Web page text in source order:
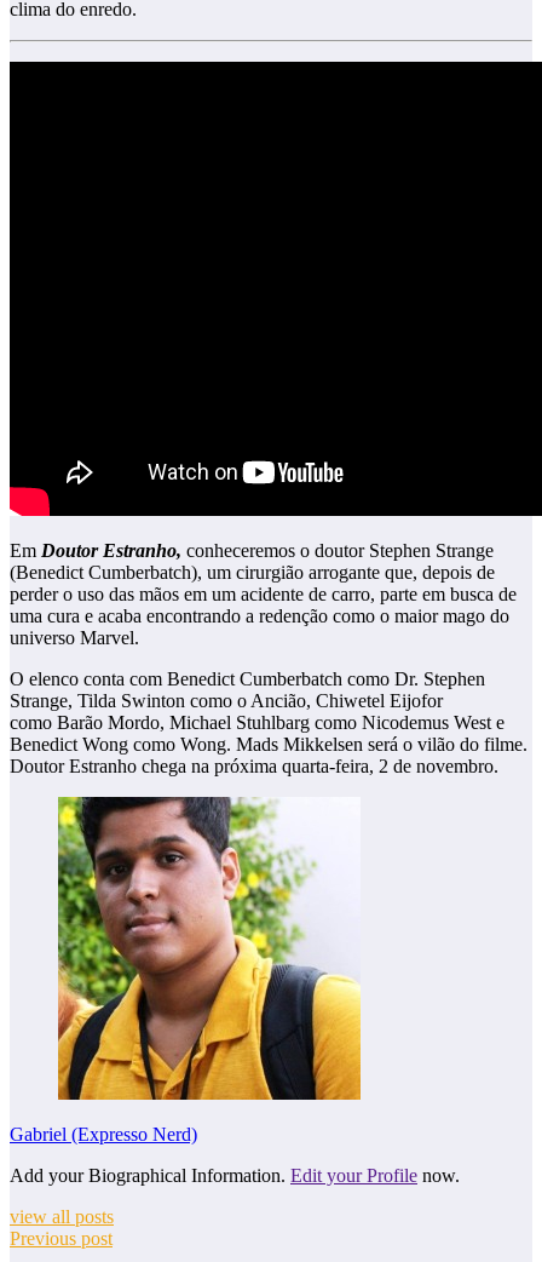
clima do enredo.
Em Doutor Estranho, conheceremos o doutor Stephen Strange
(Benedict Cumberbatch), um cirurgião arrogante que, depois de
perder o uso das mãos em um acidente de carro, parte em busca de
uma cura e acaba encontrando a redenção como o maior mago do
universo Marvel.
O elenco conta com Benedict Cumberbatch como Dr. Stephen
Strange, Tilda Swinton como o Ancião, Chiwetel Eijofor
como Barão Mordo, Michael Stuhlbarg como Nicodemus West e
Benedict Wong como Wong. Mads Mikkelsen será o vilão do filme.
Doutor Estranho chega na próxima quarta-feira, 2 de novembro.
Gabriel (Expresso Nerd)
Add your Biographical Information. Edit your Profile now.
view all posts
Previous post